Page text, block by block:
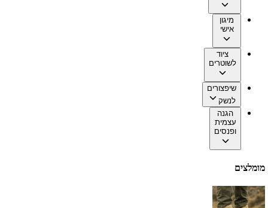
מיגון
אישי
ציוד
לשוטרים
שיפצורים
לנשק
הגנה
עצמית
ופנסים
מומלצים